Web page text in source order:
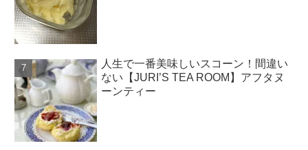
人生で一番美味しいスコーン！間違い
ない【JURI’S TEA ROOM】アフタヌ
ーンティー